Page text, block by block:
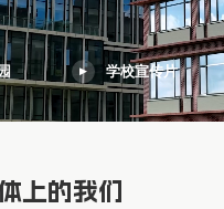
学校宣传片
上的我们